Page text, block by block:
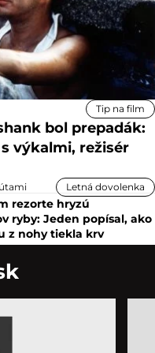
Tip na film
bol prepadák:
výkalmi, režisér
Letná dovolenka
rezorte hryzú
ryby: Jeden popísal, ako
z nohy tiekla krv